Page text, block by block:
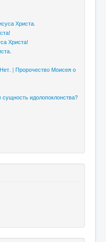
Христа.
Христа!
| Пророчество Моисея о
идолопоклонства?